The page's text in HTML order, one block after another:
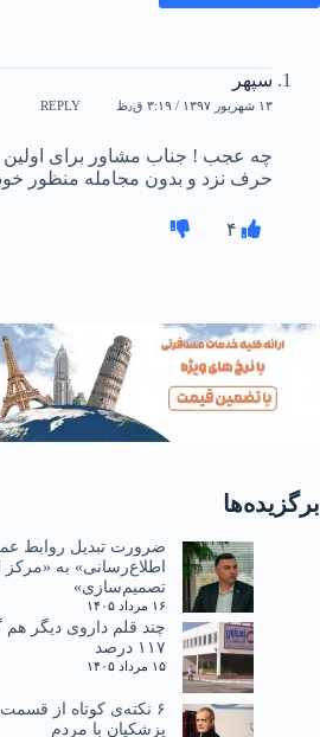
سپهر
۱۳ شهریور ۱۳۹۷ / ۳:۱۹ ق٫ظ REPLY
چه عجب ! جناب مشاور براى اولین
حرف نزد و بدون مجامله منظور
۴
برگزیده‌ها
ضرورت تبدیل روابط
اطلاع‌رسانی» به «مرکز
تصمیم‌سازی»
۱۶ مرداد ۱۴۰۵
۱۱۷ درصد
۱۵ مرداد ۱۴۰۵
پزشکیان با مردم